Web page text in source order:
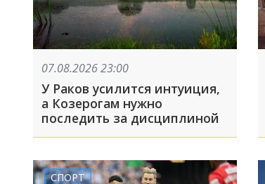
07.08.2026 23:00
У Раков усилится интуиция,
а Козерогам нужно
последить за дисциплиной
СПОРТ